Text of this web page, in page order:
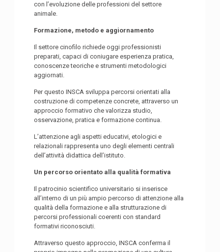
con l’evoluzione delle professioni del settore
animale.
Formazione, metodo e aggiornamento
Il settore cinofilo richiede oggi professionisti
preparati, capaci di coniugare esperienza pratica,
conoscenze teoriche e strumenti metodologici
aggiornati.
Per questo INSCA sviluppa percorsi orientati alla
costruzione di competenze concrete, attraverso un
approccio formativo che valorizza studio,
osservazione, pratica e formazione continua.
L’attenzione agli aspetti educativi, etologici e
relazionali rappresenta uno degli elementi centrali
dell’attività didattica dell’istituto.
Un percorso orientato alla qualità formativa
Il patrocinio scientifico universitario si inserisce
all’interno di un più ampio percorso di attenzione alla
qualità della formazione e alla strutturazione di
percorsi professionali coerenti con standard
formativi riconosciuti.
Attraverso questo approccio, INSCA conferma il